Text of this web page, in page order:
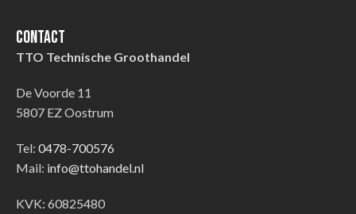
Contact
TTO Technische Groothandel
De Voorde 11
5807 EZ Oostrum
Tel: 0478-700576
Mail: info@ttohandel.nl
KVK: 60825480